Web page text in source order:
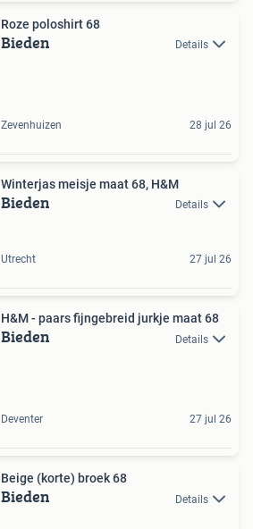
Roze poloshirt 68
Bieden Details
Zevenhuizen 28 jul 26
Winterjas meisje maat 68, H&M
Bieden Details
Utrecht 27 jul 26
H&M - paars fijngebreid jurkje maat 68
Bieden Details
Deventer 27 jul 26
Beige (korte) broek 68
Bieden Details